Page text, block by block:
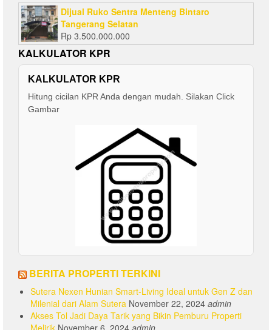
Dijual Ruko Sentra Menteng Bintaro
Tangerang Selatan
Rp 3.500.000.000
KALKULATOR KPR
KALKULATOR KPR
Hitung cicilan KPR Anda dengan mudah. Silakan Click
Gambar
BERITA PROPERTI TERKINI
Sutera Nexen Hunian Smart-Living Ideal untuk Gen Z dan
Milenial dari Alam Sutera November 22, 2024 admin
Akses Tol Jadi Daya Tarik yang Bikin Pemburu Properti
Melirik November 6, 2024 admin